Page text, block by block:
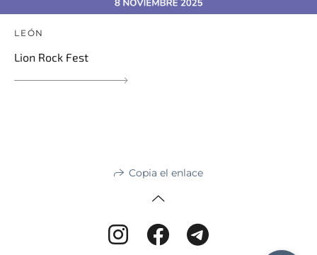
LEÓN
Lion Rock Fest
Copia el enlace